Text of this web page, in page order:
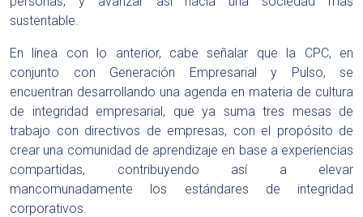
sustentable.
En línea con lo anterior, cabe señalar que la CPC, en
conjunto con Generación Empresarial y Pulso, se
encuentran desarrollando una agenda en materia de cultura
de integridad empresarial, que ya suma tres mesas de
trabajo con directivos de empresas, con el propósito de
crear una comunidad de aprendizaje en base a experiencias
compartidas, contribuyendo así a elevar
mancomunadamente los estándares de integridad
corporativos.